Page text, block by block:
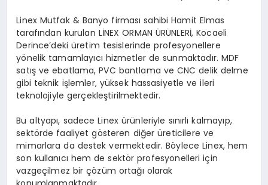
Linex Mutfak & Banyo firması sahibi Hamit Elmas
tarafından kurulan LİNEX ORMAN ÜRÜNLERİ, Kocaeli
Derince’deki üretim tesislerinde profesyonellere
yönelik tamamlayıcı hizmetler de sunmaktadır. MDF
satış ve ebatlama, PVC bantlama ve CNC delik delme
gibi teknik işlemler, yüksek hassasiyetle ve ileri
teknolojiyle gerçekleştirilmektedir.
Bu altyapı, sadece Linex ürünleriyle sınırlı kalmayıp,
sektörde faaliyet gösteren diğer üreticilere ve
mimarlara da destek vermektedir. Böylece Linex, hem
son kullanıcı hem de sektör profesyonelleri için
vazgeçilmez bir çözüm ortağı olarak